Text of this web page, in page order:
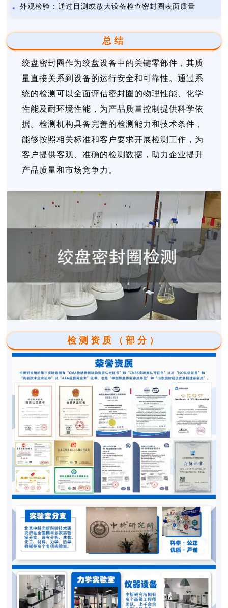
外观检验：通过目测或放大设备检查密封圈表面质量
总结
绞盘密封圈作为绞盘设备中的关键零部件，其质
量直接关系到设备的运行安全和可靠性。通过系
统的检测可以全面评估密封圈的物理性能、化学
性能及耐环境性能，为产品质量控制提供科学依
据。检测机构具备完善的检测能力和技术条件，
能够按照相关标准和客户要求开展检测工作，为
客户提供客观、准确的检测数据，助力企业提升
产品质量和市场竞争力。
检测资质（部分）